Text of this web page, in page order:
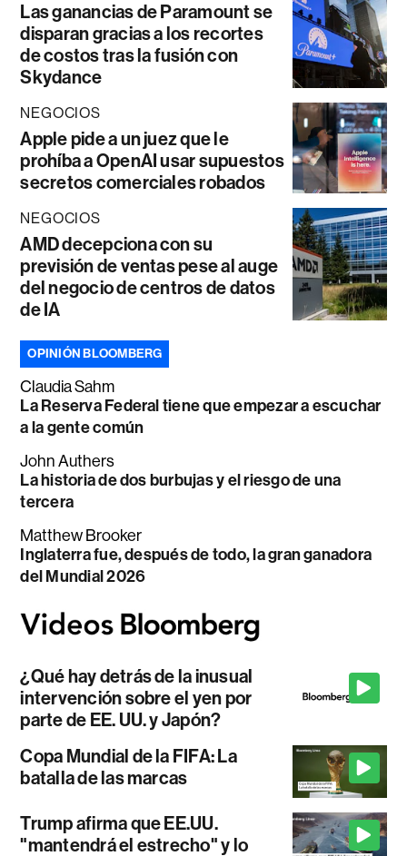
Las ganancias de Paramount se
disparan gracias a los recortes
de costos tras la fusión con
Skydance
NEGOCIOS
Apple pide a un juez que le
prohíba a OpenAI usar supuestos
secretos comerciales robados
NEGOCIOS
AMD decepciona con su
previsión de ventas pese al auge
del negocio de centros de datos
de IA
OPINIÓN BLOOMBERG
Claudia Sahm
La Reserva Federal tiene que empezar a escuchar
a la gente común
John Authers
La historia de dos burbujas y el riesgo de una
tercera
Matthew Brooker
Inglaterra fue, después de todo, la gran ganadora
del Mundial 2026
¿Qué hay detrás de la inusual
intervención sobre el yen por
parte de EE. UU. y Japón?
Copa Mundial de la FIFA: La
batalla de las marcas
Trump afirma que EE.UU.
"mantendrá el estrecho" y lo